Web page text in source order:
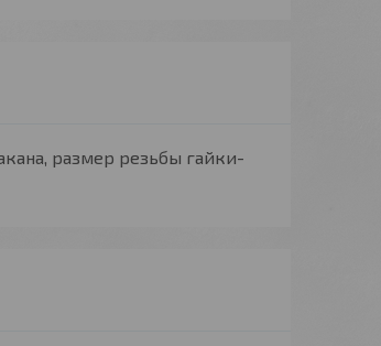
размер резьбы гайки-